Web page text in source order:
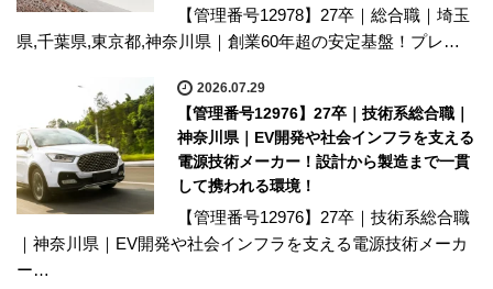
【管理番号12978】27卒｜総合職｜埼玉
県,千葉県,東京都,神奈川県｜創業60年超の安定基盤！プレ…
2026.07.29
【管理番号12976】27卒｜技術系総合職｜
神奈川県｜EV開発や社会インフラを支える
電源技術メーカー！設計から製造まで一貫
して携われる環境！
【管理番号12976】27卒｜技術系総合職
｜神奈川県｜EV開発や社会インフラを支える電源技術メーカ
ー…